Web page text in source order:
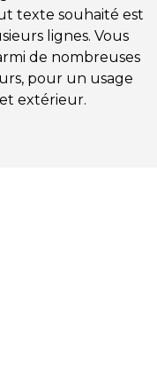
texte souhaité est
lignes. Vous
de nombreuses
pour un usage
extérieur.